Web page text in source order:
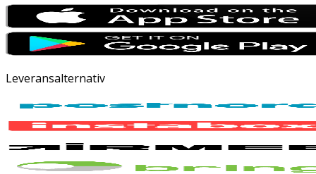
Leveransalternativ